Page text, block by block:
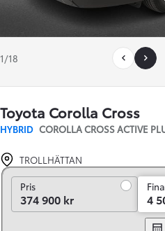
1/18
Toyota Corolla Cross
HYBRID COROLLA CROSS ACTIVE
TROLLHÄTTAN
PrisPris
374 900 kr 4